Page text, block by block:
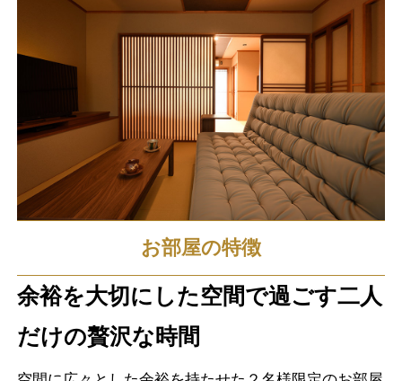
お部屋の特徴
余裕を大切にした空間で過ごす二人
だけの贅沢な時間